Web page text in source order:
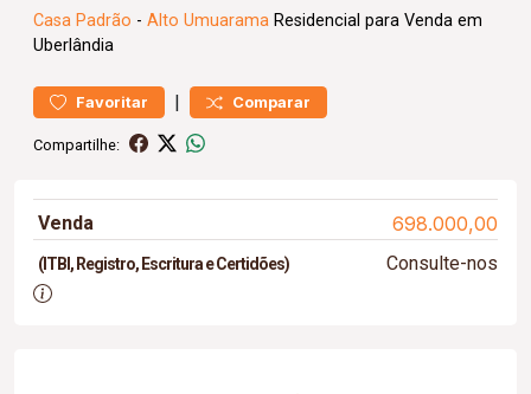
Casa Padrão - Alto Umuarama Residencial para Venda em
Uberlândia
Favoritar | Comparar
Compartilhe:
Venda 698.000,00
(ITBI, Registro, Escritura e Certidões) Consulte-nos